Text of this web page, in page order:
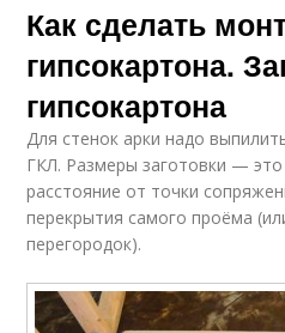
Как сделать
гипсокартона.
гипсокартона
Для стенок арки надо
ГКЛ. Размеры заготовки —
расстояние от точки
перекрытия самого проёма
перегородок).